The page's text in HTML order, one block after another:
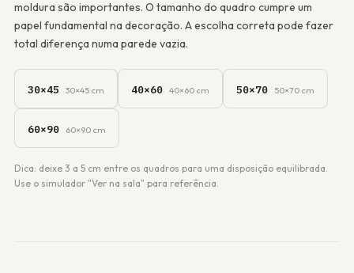
moldura são importantes. O tamanho do quadro cumpre um
papel fundamental na decoração. A escolha correta pode fazer
total diferença numa parede vazia.
30×45 30×45 cm 40×60 40×60 cm 50×70 50×70 cm
60×90 60×90 cm
Dica: deixe 3 a 5 cm entre os quadros para uma disposição equilibrada.
Use o simulador "Ver na sala" para referência.